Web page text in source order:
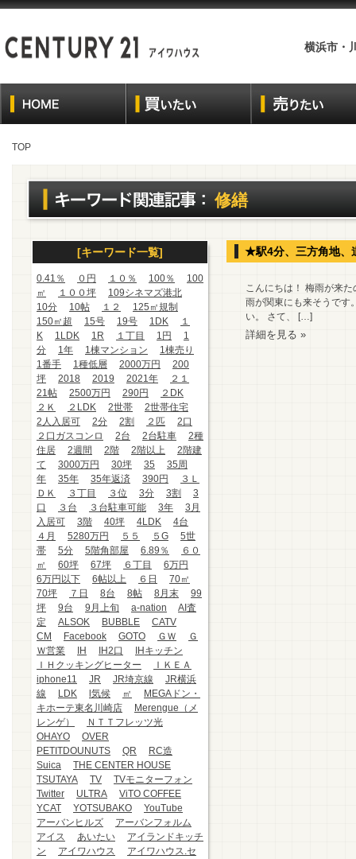
横浜市・
TOP
修繕
[キーワード一覧]
0.41％ ０円 １０％ 100％
100
㎡
１００坪
109シネマズ港北
10分
10帖 １２
125㎡規制
150㎡超
15号 19号 1DK
１
K
1LDK 1R １丁目 1円
1
分
1年 1棟マンション
1棟売り
1番手
1種低層 2000万円
200
坪
2018 2019 2021年
２１
21帖
2500万円 290円
２DK
２Ｋ
２LDK 2世帯
2世帯住宅
2人入居可
2分 2割 ２匹
2口
２口ガスコンロ
2台 2台駐車
2種
住居
2週間 2階 2階以上
2階建
て
3000万円 30坪 35
35周
年
35年 35年返済 390円
３Ｌ
ＤＫ
３丁目 ３位 3分 3割
3
口
３台 ３台駐車可能 3年
3月
入居可
3階 40坪 4LDK
4台
４月
5280万円 ５５ ５G
5世
帯
5分 5階角部屋 6.89％
６０
㎡
60坪 67坪 ６丁目
6万円
6万円以下
6帖以上 ６日
70㎡
70坪
７日 8台 8帖 8月末
99
坪
9台 9月上旬 a-nation
AI査
定
ALSOK BUBBLE
CATV
CM
Facebook GOTO ＧＷ
Ｇ
Ｗ営業
IH IH2口
IHキッチン
ＩＨクッキングヒーター
ＩＫＥＡ
iphone11
JR JR埼京線
JR横浜
線
LDK l気候 ㎡
MEGAドン・
キホーテ東名川崎店
Merengue（メ
レンゲ）
ＮＴＴフレッツ光
OHAYO
OVER
PETITDOUNUTS
QR
RC造
Suica
THE CENTER HOUSE
TSUTAYA
TV
TVモニターフォン
Twitter
ULTRA
ViTO COFFEE
YCAT
YOTSUBAKO
YouTube
アーバンヒルズ
アーバンフォルム
アイス
あいたい
アイランドキッチ
ン
アイワハウス
アイワハウス.セ
★駅4分、三方角地、
こんにちは！ 梅雨が来
雨が関東にも来そうです
い。 さて、 […]
詳細を見る »